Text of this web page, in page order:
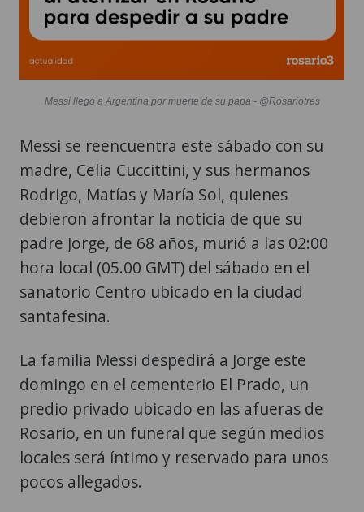
Messi llegó a Argentina por muerte de su papá - @Rosariotres
Messi se reencuentra este sábado con su
madre, Celia Cuccittini, y sus hermanos
Rodrigo, Matías y María Sol, quienes
debieron afrontar la noticia de que su
padre Jorge, de 68 años, murió a las 02:00
hora local (05.00 GMT) del sábado en el
sanatorio Centro ubicado en la ciudad
santafesina.
La familia Messi despedirá a Jorge este
domingo en el cementerio El Prado, un
predio privado ubicado en las afueras de
Rosario, en un funeral que según medios
locales será íntimo y reservado para unos
pocos allegados.